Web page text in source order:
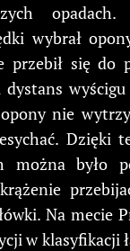
wybrał
przebił się do
nie
Dzięki
można było
Na mecie
w klasyfikacji